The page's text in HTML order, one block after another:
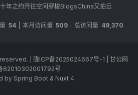
十年之约开往空间穿梭BlogsChina又拍云
54 本月访问量 509 总访问量 49,370
陇ICP备2025024667号-1
甘公网
62010302001792号
by Spring Boot & Nuxt 4.